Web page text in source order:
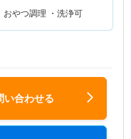
おやつ調理 ・洗浄可
い合わせる